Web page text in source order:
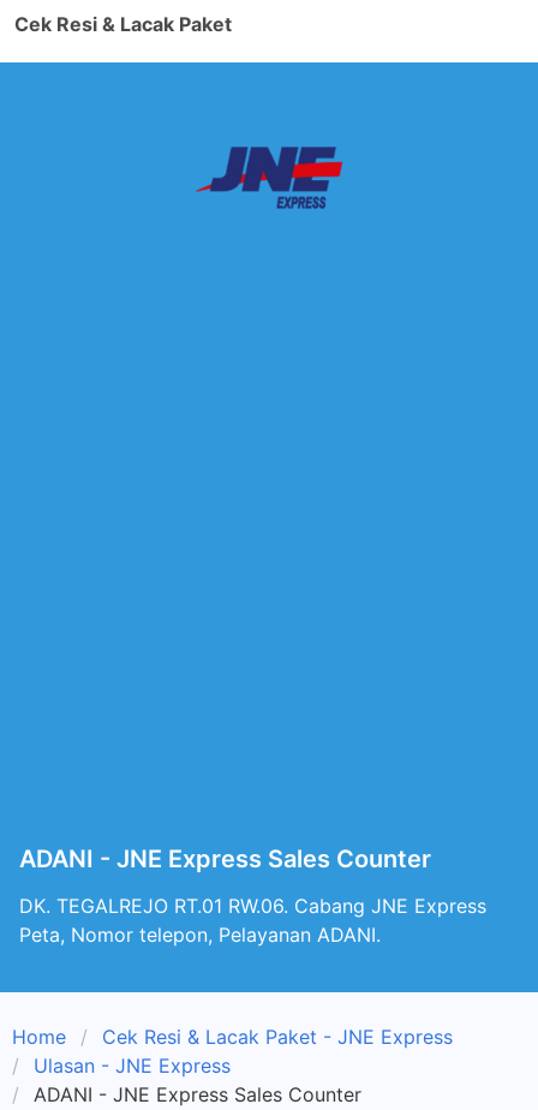
Cek Resi & Lacak Paket
ADANI - JNE Express Sales Counter
DK. TEGALREJO RT.01 RW.06. Cabang JNE Express
Peta, Nomor telepon, Pelayanan ADANI.
Home
Cek Resi & Lacak Paket - JNE Express
Ulasan - JNE Express
ADANI - JNE Express Sales Counter